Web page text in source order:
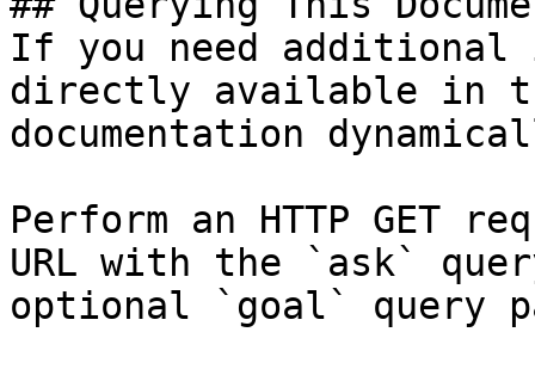
If you need
directly available in
documentation
Perform an HTTP GET
URL with the `ask`
optional `goal` query